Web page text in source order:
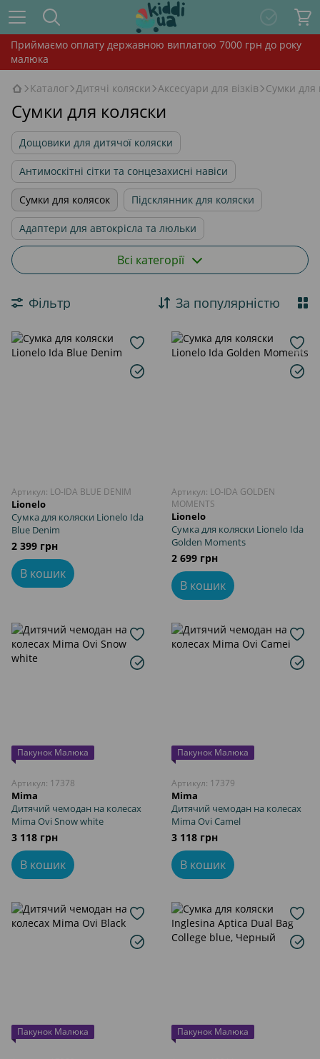
Приймаємо оплату державною виплатою 7000 грн до року
малюка
Каталог Дитячі коляски Аксесуари для візків Сумки для
Сумки для коляски
Дощовики для дитячої коляски
Антимоскітні сітки та сонцезахисні навіси
Сумки для колясок Підсклянник для коляски
Адаптери для автокрісла та люльки
Підніжка для погодок Іграшки в коляску
Люльки та прогулянкові блоки
Інші аксесуари до коляски
Всі категорії
Фільтр За популярністю
Артикул: LO-IDA BLUE DENIM
Lionelo
Сумка для коляски Lionelo Ida
Blue Denim
2 399 грн
В кошик
Артикул: LO-IDA GOLDEN
MOMENTS
Lionelo
Сумка для коляски Lionelo Ida
Golden Moments
2 699 грн
В кошик
Пакунок Малюка
Артикул: 17378
Mima
Дитячий чемодан на колесах
Mima Ovi Snow white
3 118 грн
В кошик
Пакунок Малюка
Артикул: 17379
Mima
Дитячий чемодан на колесах
Mima Ovi Camel
3 118 грн
В кошик
Пакунок Малюка Пакунок Малюка